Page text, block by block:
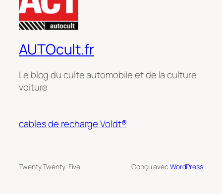
AUTOcult.fr
Le blog du culte automobile et de la culture
voiture
cables de recharge Voldt®
Twenty Twenty-Five Conçu avec WordPress